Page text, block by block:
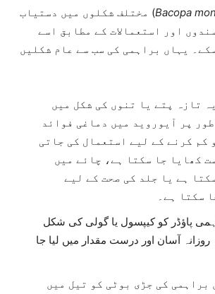
Bacopa) مختلف شکلوں میں دستیاب
اور استعمالات کے مطابق اسے
یہاں براہمی کی سب سے عام شکلیں
تازہ پتے یا تنوں کی شکل میں
پر آیوروید میں دماغی فوائد
کم کرنے کے لیے استعمال کی جاتی
کھایا جا سکتا ہے، چائے میں
ہے یا جلد کی صحت کے لیے
سکتا ہے۔
پاؤڈر کو کیپسول یا گولی کی شکل
روزانہ آسان اور درست مقدار میں لیا جا
براہمی کی جڑی بوٹی کو تیل میں